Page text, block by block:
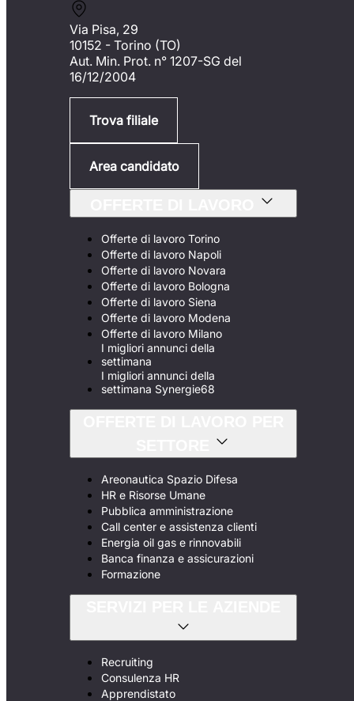
Via Pisa, 29
10152 - Torino (TO)
Aut. Min. Prot. n° 1207-SG del
16/12/2004
Trova filiale
Area candidato
Offerte di lavoro Torino
Offerte di lavoro Napoli
Offerte di lavoro Novara
Offerte di lavoro Bologna
Offerte di lavoro Siena
Offerte di lavoro Modena
Offerte di lavoro Milano
I migliori annunci della
settimana
I migliori annunci della
settimana Synergie68
Areonautica Spazio Difesa
HR e Risorse Umane
Pubblica amministrazione
Call center e assistenza clienti
Energia oil gas e rinnovabili
Banca finanza e assicurazioni
Formazione
Recruiting
Consulenza HR
Apprendistato